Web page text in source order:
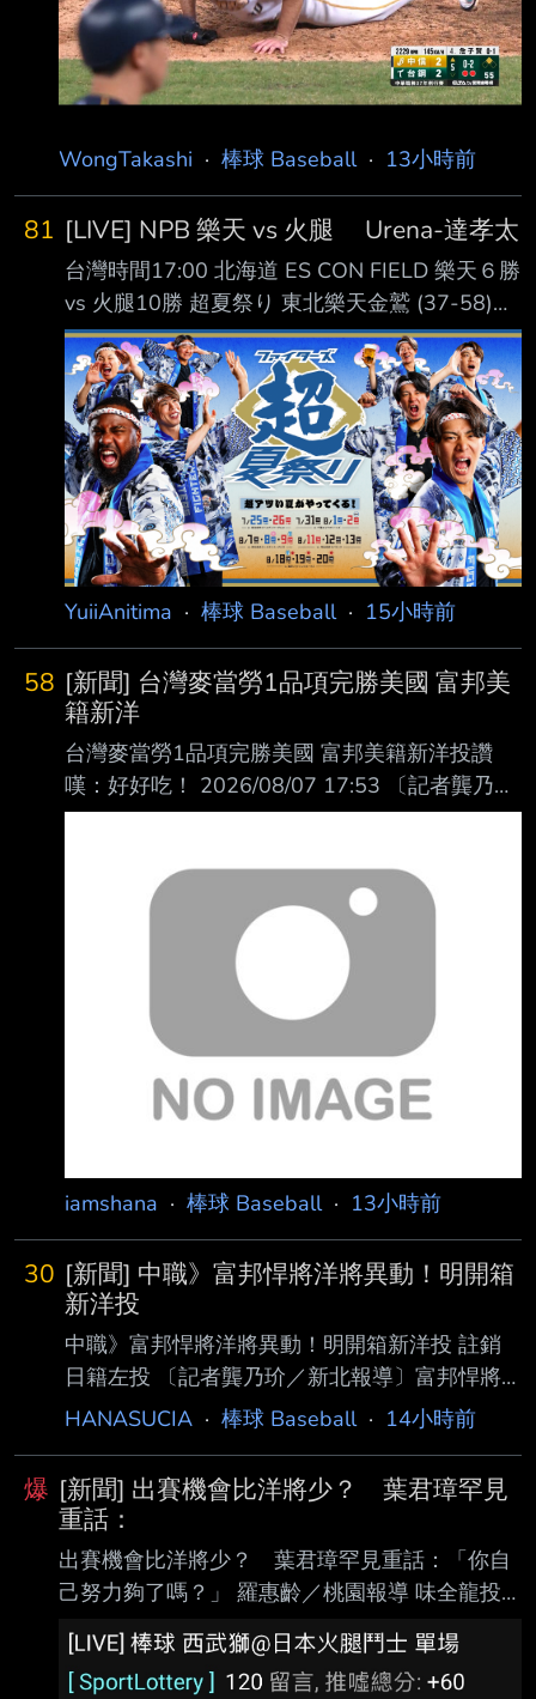
杰 中外野手 第6棒 王柏融 左外野手 第7棒 宋柏
翰 一壘手 第8棒 黃劼希 二壘手 第
WongTakashi · 棒球 Baseball· 13小時前
81 [LIVE] NPB 樂天 vs 火腿 Urena-達孝太
台灣時間17:00 北海道 ES CON FIELD 樂天６勝
vs 火腿10勝 超夏祭り 東北樂天金鷲 (37-58)
AVG OBP SLG OPS HR RBI PA １. 中島大輔 (L)
RF .264 .324 .383 .707 2 16 255 ２. 佐藤直樹
(R) DH .268 .290 .447 .737 6 17 186 ３. 辰己
涼介 (L) CF .280 .363 .418 .781 9 34 406 ４.
Carson McCusker (R) LF .268 .344
YuiiAnitima · 棒球 Baseball· 15小時前
58 [新聞] 台灣麥當勞1品項完勝美國 富邦美
籍新洋
台灣麥當勞1品項完勝美國 富邦美籍新洋投讚
嘆：好好吃！ 2026/08/07 17:53 〔記者龔乃玠
／新北報導〕富邦悍將總教練後藤光尊今天明
將註銷阿部雄大。對首度到海外打球的瑪帝斯來
說，對台灣的麥當勞印象 深刻，直呼漢堡比美
國的更好吃。 瑪帝斯在二軍投2場，戰績0勝0
敗，投5.2局有高達7次四死球，但防禦率僅
1.59，最快球 速151公里。他表示，目前感覺還
不錯，台灣天氣跟他的家鄉佛羅里達滿相似的，
「這是 我第一次到海外打球，我還滿興奮
的。」 瑪帝斯透露在二軍吃
iamshana · 棒球 Baseball· 13小時前
30 [新聞] 中職》富邦悍將洋將異動！明開箱
新洋投
中職》富邦悍將洋將異動！明開箱新洋投 註銷
日籍左投 〔記者龔乃玠／新北報導〕富邦悍將
總教練後藤光尊今天明言，洋投瑪帝斯明天確定
邦決定註銷阿部雄大，後藤光尊表示，今年是阿
部雄大的第一年打職棒，每週丟1場的體 能調整
上，對他來說有點艱難，這是他被割愛的原因。
阿部雄大今年在一軍出賽10場，戰績3勝5敗，
防禦率4.44，後藤光尊表示，個人是希望他可
以先在二軍持續出賽，這部分還會跟林桑（林威
助）跟阿部確認想法、溝通，希望他能在二 軍
HANASUCIA · 棒球 Baseball· 14小時前
爆 [新聞] 出賽機會比洋將少？ 葉君璋罕見
重話：
出賽機會比洋將少？ 葉君璋罕見重話：「你自
己努力夠了嗎？」 羅惠齡／桃園報導 味全龍投
手郭郁政昨在天母主場對統一獅先發，這是他相
隔2個月再於一軍登板，不過只投4 .2局狂失6
分、其中5分自責分，吞下敗投。他不但投球內